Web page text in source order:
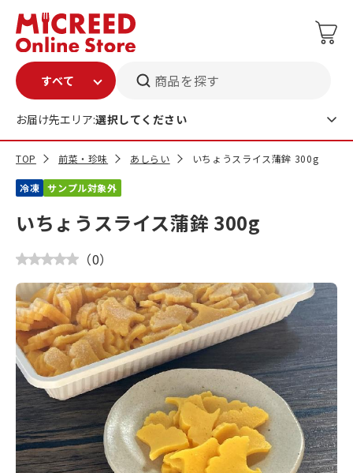
商品を探す
お届け先エリア:選択してください
TOP 前菜・珍味 あしらい いちょうスライス蒲鉾 300g
冷凍 サンプル対象外
いちょうスライス蒲鉾 300g
（0）